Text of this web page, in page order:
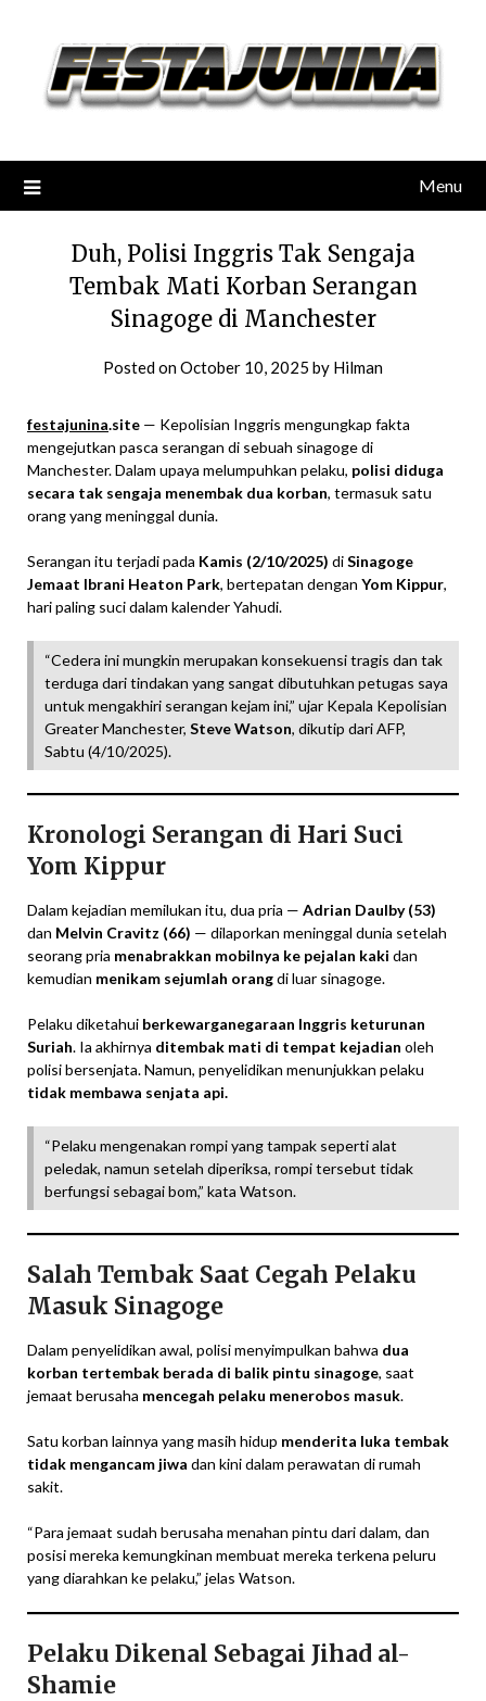
content
Menu
Duh, Polisi Inggris Tak Sengaja
Tembak Mati Korban Serangan
Sinagoge di Manchester
Posted onOctober 10, 2025 by Hilman
festajunina.site — Kepolisian Inggris mengungkap fakta
mengejutkan pasca serangan di sebuah sinagoge di
Manchester. Dalam upaya melumpuhkan pelaku, polisi diduga
secara tak sengaja menembak dua korban, termasuk satu
orang yang meninggal dunia.
Serangan itu terjadi pada Kamis (2/10/2025) diSinagoge
Jemaat Ibrani Heaton Park, bertepatan dengan Yom Kippur,
hari paling suci dalam kalender Yahudi.
“Cedera ini mungkin merupakan konsekuensi tragis dan tak
terduga dari tindakan yang sangat dibutuhkan petugas saya
untuk mengakhiri serangan kejam ini,” ujar Kepala Kepolisian
Greater Manchester, Steve Watson, dikutip dari AFP,
Sabtu (4/10/2025).
Kronologi Serangan di Hari Suci
Yom Kippur
Dalam kejadian memilukan itu, dua pria — Adrian Daulby (53)
dan Melvin Cravitz (66) — dilaporkan meninggal dunia setelah
seorang pria menabrakkan mobilnya ke pejalan kaki dan
kemudian menikam sejumlah orangdi luar sinagoge.
Pelaku diketahui berkewarganegaraan Inggris keturunan
Suriah. Ia akhirnya ditembak mati di tempat kejadian oleh
polisi bersenjata. Namun, penyelidikan menunjukkan pelaku
tidak membawa senjata api.
“Pelaku mengenakan rompi yang tampak seperti alat
peledak, namun setelah diperiksa, rompi tersebut tidak
berfungsi sebagai bom,” kata Watson.
Salah Tembak Saat Cegah Pelaku
Masuk Sinagoge
Dalam penyelidikan awal, polisi menyimpulkan bahwa dua
korban tertembak berada di balik pintu sinagoge, saat
jemaat berusaha mencegah pelaku menerobos masuk.
Satu korban lainnya yang masih hidup menderita luka tembak
tidak mengancam jiwa dan kini dalam perawatan di rumah
sakit.
“Para jemaat sudah berusaha menahan pintu dari dalam, dan
posisi mereka kemungkinan membuat mereka terkena peluru
yang diarahkan ke pelaku,” jelas Watson.
Pelaku Dikenal Sebagai Jihad al-
Shamie